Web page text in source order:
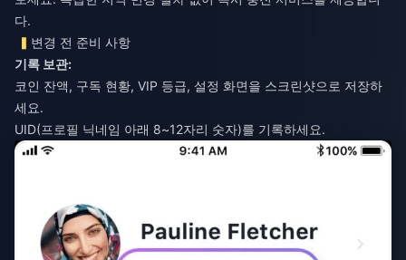
다.
변경 전 준비 사항
기록 보관:
코인 잔액, 구독 현황, VIP 등급, 설정 화면을 스크린샷으로 저장하
세요.
UID(프로필 닉네임 아래 8~12자리 숫자)를 기록하세요.